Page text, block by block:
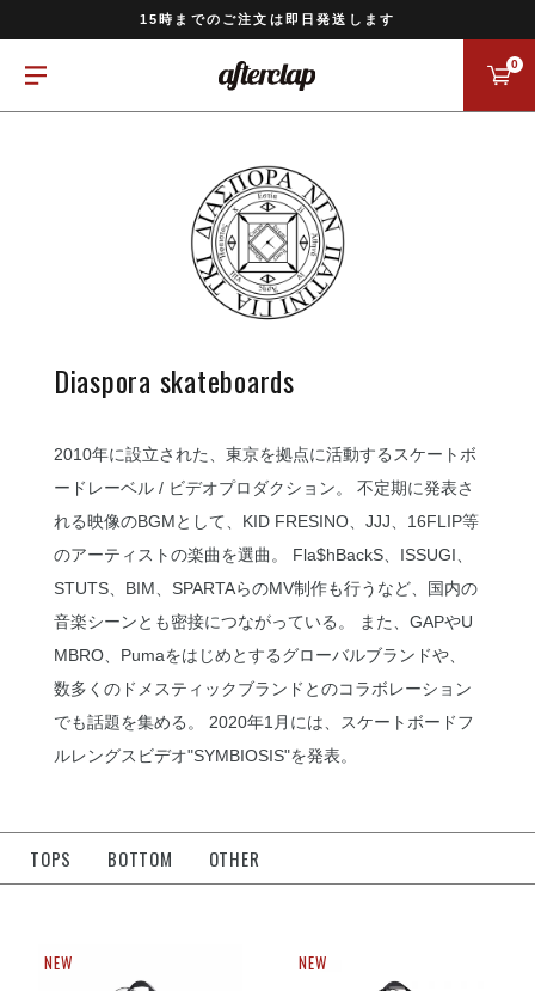
15時までのご注文は即日発送します
0
Diaspora skateboards
2010年に設立された、東京を拠点に活動するスケートボ
ードレーベル / ビデオプロダクション。 不定期に発表さ
れる映像のBGMとして、KID FRESINO、JJJ、16FLIP等
のアーティストの楽曲を選曲。 Fla$hBackS、ISSUGI、
STUTS、BIM、SPARTAらのMV制作も行うなど、国内の
音楽シーンとも密接につながっている。 また、GAPやU
MBRO、Pumaをはじめとするグローバルブランドや、
数多くのドメスティックブランドとのコラボレーション
でも話題を集める。 2020年1月には、スケートボードフ
ルレングスビデオ"SYMBIOSIS"を発表。
TOPS BOTTOM OTHER
NEW NEW